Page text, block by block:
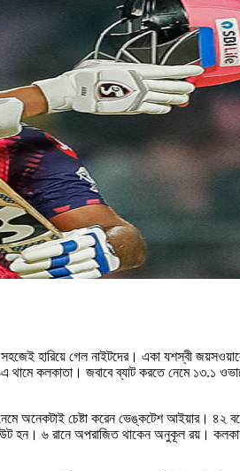
হারিয়ে গেল নাইটদের। একা যশস্বী
কলকাতা। জবাবে ব্যাট করতে নেমে ১৩.১
অনেকটাই চেষ্টা করেন ভেঙ্কটেশ আইয়ার। ৪২
আউট হন। ৬ রানে অপরাজিত থাকেন অনুকূল রয়।